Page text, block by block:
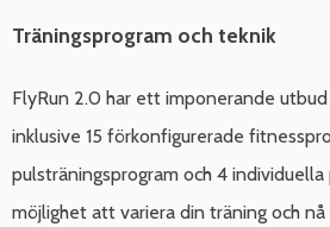
Träningsprogram och teknik
FlyRun 2.0 har ett imponerande
inklusive 15 förkonfigurerade
pulsträningsprogram och 4
möjlighet att variera din träning och